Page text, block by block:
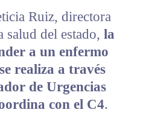
Ruiz, directora
del estado, la
a un enfermo
realiza a través
de Urgencias
con el C4.